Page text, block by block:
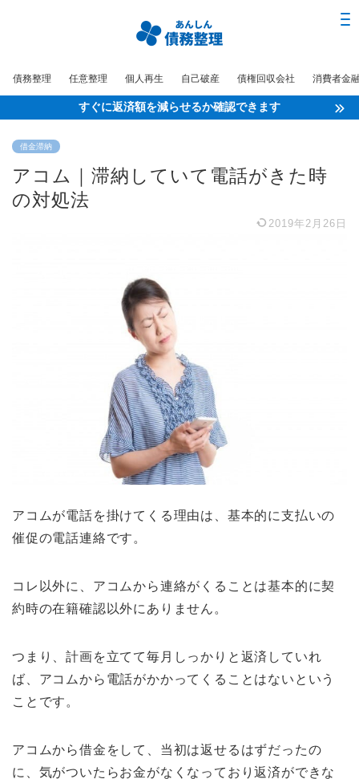
債務整理 任意整理 個人再生 自己破産 債権回収会社 消費者金
すぐに返済額を減らせるか確認できます
借金滞納
アコム｜滞納していて電話がきた時
の対処法
2019年2月26日
アコムが電話を掛けてくる理由は、基本的に支払いの
催促の電話連絡です。
コレ以外に、アコムから連絡がくることは基本的に契
約時の在籍確認以外にありません。
つまり、計画を立てて毎月しっかりと返済していれ
ば、アコムから電話がかかってくることはないという
ことです。
アコムから借金をして、当初は返せるはずだったの
に、気がついたらお金がなくなっており返済ができな